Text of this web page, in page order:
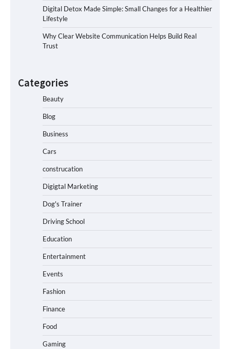
Digital Detox Made Simple: Small Changes for a Healthier
Lifestyle
Why Clear Website Communication Helps Build Real
Trust
Categories
Beauty
Blog
Business
Cars
construcation
Digigtal Marketing
Dog's Trainer
Driving School
Education
Entertainment
Events
Fashion
Finance
Food
Gaming